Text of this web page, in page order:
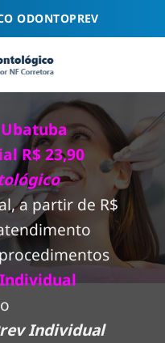
ODONTOPREV
R$ 23,90
a partir de R$
Individual
Individual